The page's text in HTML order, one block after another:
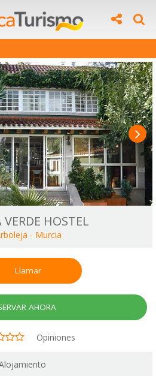
VERDE HOSTEL
- Murcia
Llamar
AHORA
Opiniones